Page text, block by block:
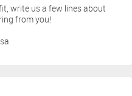
write us a few lines about
from you!